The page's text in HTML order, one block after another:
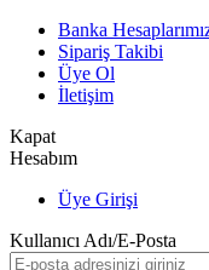
Banka
Sipariş Takibi
Üye Ol
İletişim
Kapat
Hesabım
Üye Girişi
Kullanıcı Adı/E-Posta